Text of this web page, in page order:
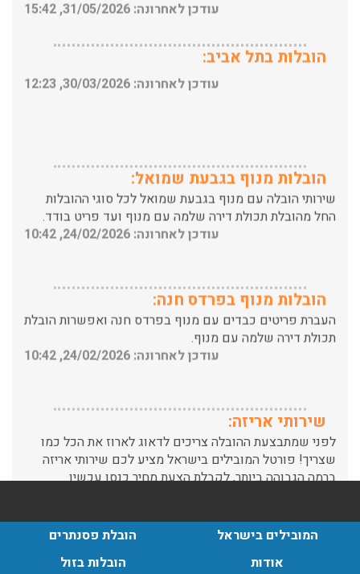
עודכן לאחרונה: 30/03/2026, 12:23
שירותי הובלה עם מנוף בגבעת שמואל לכל סוגי ההובלות
החל מהובלת תכולת דירה שלמה עם מנוף ועד פריט בודד.
עודכן לאחרונה: 24/02/2026, 10:42
העברת פריטים כבדים עם מנוף בפרדס חנה ואפשרות הובלת
תכולת דירה שלמה עם מנוף.
עודכן לאחרונה: 24/02/2026, 10:42
לפני שמתבצעת ההובלה צריכים לדאוג לארוז את הכל כמו
שצריך! פורטל המובילים בישראל מציע לכם שירותי אריזה
ברמה הגבוהה ביותר, לקבלת הצעת מחיר כנסו עכשיו
עודכן לאחרונה: 31/05/2026, 15:42
עודכן לאחרונה: 30/03/2026, 12:23המובילים בישראל
אודות
הובלת פסנתרים
הובלות בזול